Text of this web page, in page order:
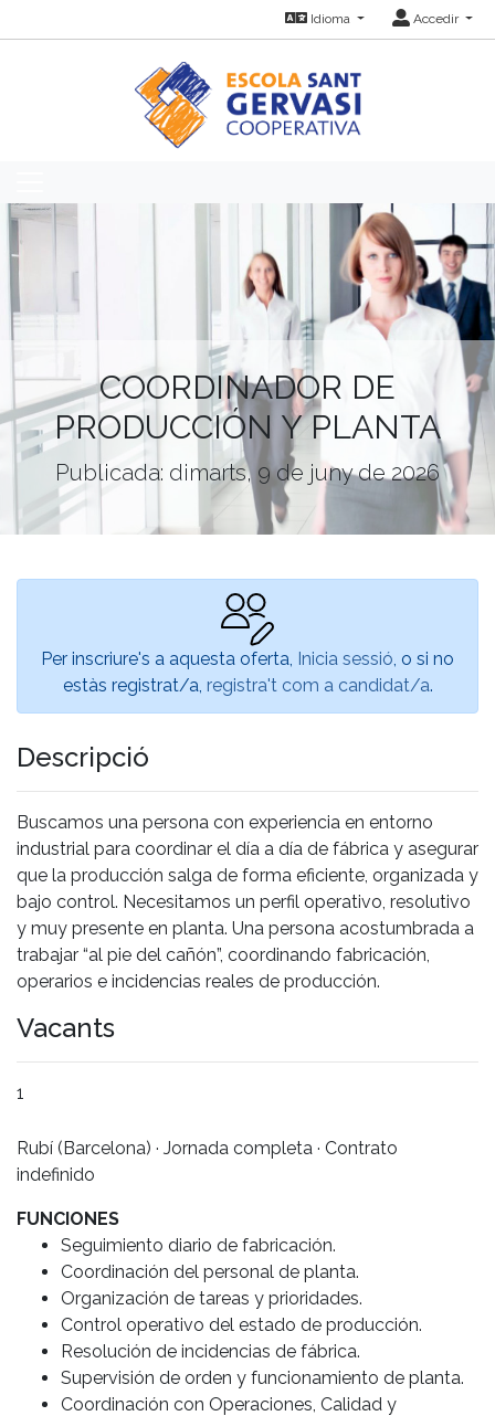
Idioma Accedir
COORDINADOR DE
PRODUCCIÓN Y PLANTA
Publicada: dimarts, 9 de juny de 2026
Per inscriure's a aquesta oferta, Inicia sessió , o si no
estàs registrat/a, registra't com a candidat/a.
Descripció
Buscamos una persona con experiencia en entorno
industrial para coordinar el día a día de fábrica y asegurar
que la producción salga de forma eficiente, organizada y
bajo control. Necesitamos un perfil operativo, resolutivo
y muy presente en planta. Una persona acostumbrada a
trabajar “al pie del cañón”, coordinando fabricación,
operarios e incidencias reales de producción.
Vacants
1
Rubí (Barcelona) · Jornada completa · Contrato
indefinido
FUNCIONES
Seguimiento diario de fabricación.
Coordinación del personal de planta.
Organización de tareas y prioridades.
Control operativo del estado de producción.
Resolución de incidencias de fábrica.
Supervisión de orden y funcionamiento de planta.
Coordinación con Operaciones, Calidad y